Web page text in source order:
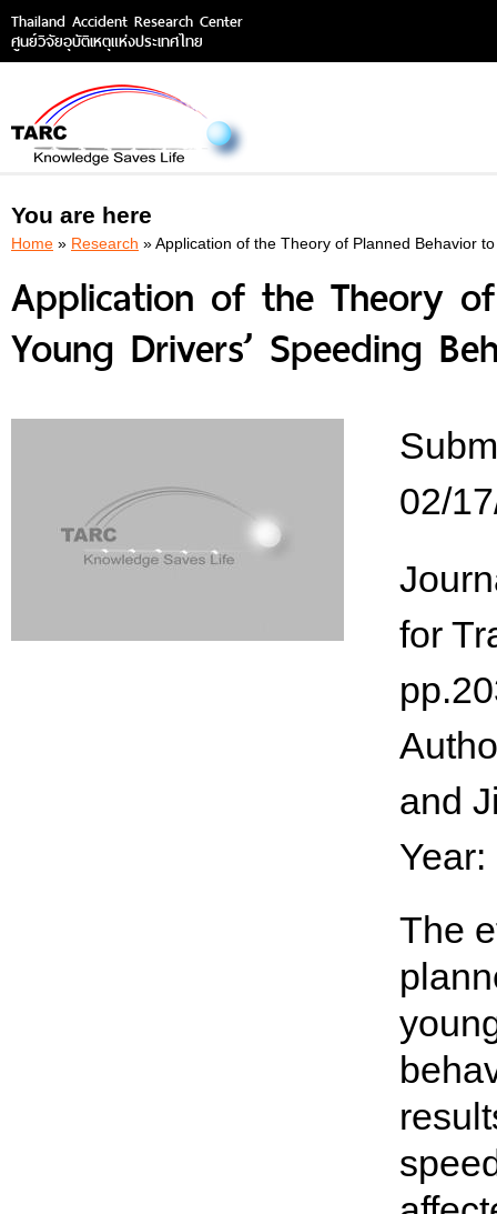
Thailand Accident Research Center
ศูนย์วิจัยอุบัติเหตุแห่งประเทศไทย
You are here
Home » Research » Application of the Theory of Planned Behavior
Application of the Theory
Young Drivers’ Speeding
02/
for
and
Year:
The